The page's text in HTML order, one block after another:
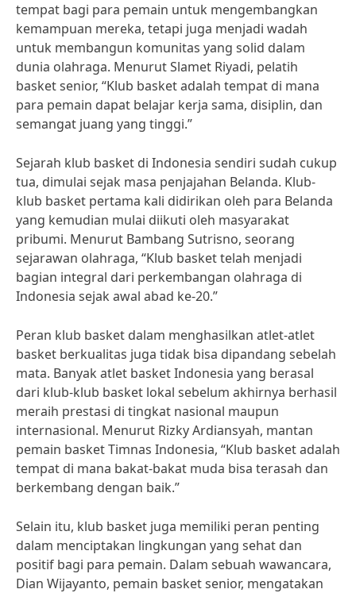
tempat bagi para pemain untuk mengembangkan
kemampuan mereka, tetapi juga menjadi wadah
untuk membangun komunitas yang solid dalam
dunia olahraga. Menurut Slamet Riyadi, pelatih
basket senior, “Klub basket adalah tempat di mana
para pemain dapat belajar kerja sama, disiplin, dan
semangat juang yang tinggi.”
Sejarah klub basket di Indonesia sendiri sudah cukup
tua, dimulai sejak masa penjajahan Belanda. Klub-
klub basket pertama kali didirikan oleh para Belanda
yang kemudian mulai diikuti oleh masyarakat
pribumi. Menurut Bambang Sutrisno, seorang
sejarawan olahraga, “Klub basket telah menjadi
bagian integral dari perkembangan olahraga di
Indonesia sejak awal abad ke-20.”
Peran klub basket dalam menghasilkan atlet-atlet
basket berkualitas juga tidak bisa dipandang sebelah
mata. Banyak atlet basket Indonesia yang berasal
dari klub-klub basket lokal sebelum akhirnya berhasil
meraih prestasi di tingkat nasional maupun
internasional. Menurut Rizky Ardiansyah, mantan
pemain basket Timnas Indonesia, “Klub basket adalah
tempat di mana bakat-bakat muda bisa terasah dan
berkembang dengan baik.”
Selain itu, klub basket juga memiliki peran penting
dalam menciptakan lingkungan yang sehat dan
positif bagi para pemain. Dalam sebuah wawancara,
Dian Wijayanto, pemain basket senior, mengatakan